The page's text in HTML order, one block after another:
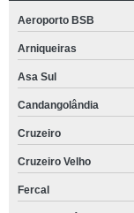
Aeroporto BSB
Arniqueiras
Asa Sul
Candangolândia
Cruzeiro
Cruzeiro Velho
Fercal